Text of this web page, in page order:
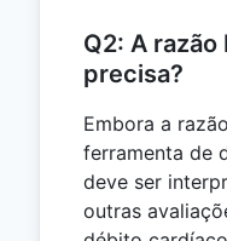
Q2: A
precisa?
Embora a
ferramenta de
deve ser
outras